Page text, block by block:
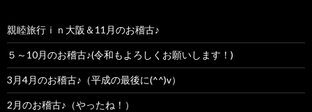
親睦旅行ｉｎ大阪＆11月のお稽古♪
５～10月のお稽古♪(令和もよろしくお願いします！)
3月4月のお稽古♪（平成の最後に(^^)v）
2月のお稽古♪（やったね！）